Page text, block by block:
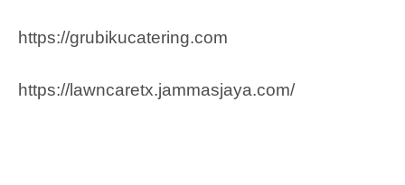
https://grubikucatering.com
https://lawncaretx.jammasjaya.com/